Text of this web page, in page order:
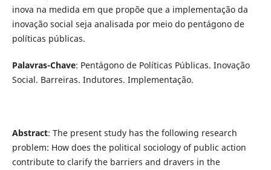
inova na medida em que propõe que a implementação da
inovação social seja analisada por meio do pentágono de
políticas públicas.
Palavras-Chave: Pentágono de Políticas Públicas. Inovação
Social. Barreiras. Indutores. Implementação.
Abstract: The present study has the following research
problem: How does the political sociology of public action
contribute to clarify the barriers and dravers in the